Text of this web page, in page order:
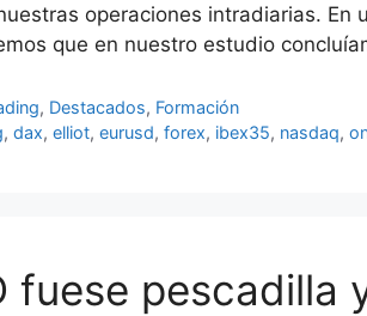
operaciones intradiarias.
que en nuestro estudio
, Destacados, Formación
,dax,elliot,eurusd,forex, ibex35, nasdaq,
fuese pescadilla